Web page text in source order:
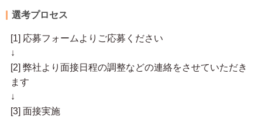
選考プロセス
[1] 応募フォームよりご応募ください
↓
[2] 弊社より面接日程の調整などの連絡をさせていただき
ます
↓
[3] 面接実施